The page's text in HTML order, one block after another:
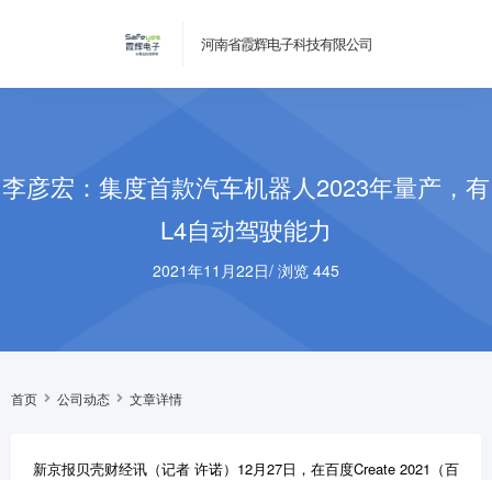
河南省霞辉电子科技有限公司
李彦宏：集度首款汽车机器人2023年量产，有
L4自动驾驶能力
2021年11月22日/ 浏览 445
首页 公司动态 文章详情
新京报贝壳财经讯（记者 许诺）12月27日，在百度Create 2021（百